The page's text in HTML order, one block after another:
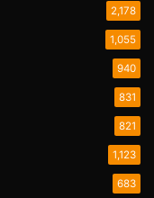
2,178
1,055
940
831
821
1,123
683